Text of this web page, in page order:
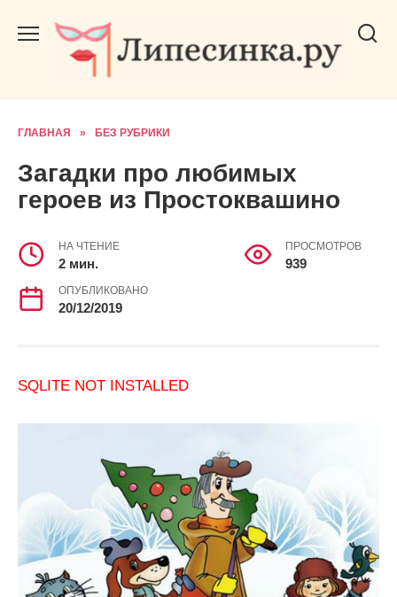
содержанию
ГЛАВНАЯ » БЕЗ РУБРИКИ
Загадки про любимых
героев из Простоквашино
НА ЧТЕНИЕ
2 мин.
ПРОСМОТРОВ
939
ОПУБЛИКОВАНО
20/12/2019
SQLITE NOT INSTALLED